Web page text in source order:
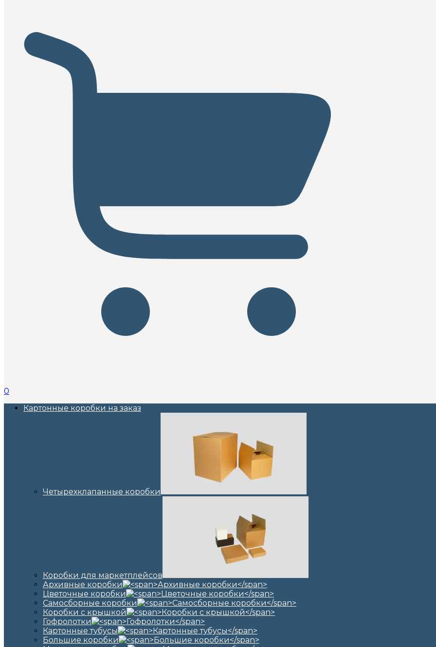
0
Картонные коробки на заказ
Четырехклапанные коробки
Коробки для маркетплейсов
Архивные коробки
Цветочные коробки
Самосборные коробки
Коробки с крышкой
Гофролотки
Картонные тубусы
Большие коробки